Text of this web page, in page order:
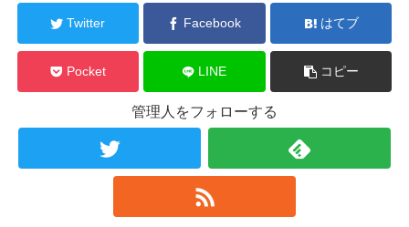
Twitter Facebook はてブ
Pocket LINE コピー
管理人をフォローする